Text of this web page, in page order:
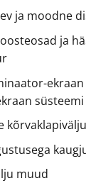
ja moodne
ja
muud